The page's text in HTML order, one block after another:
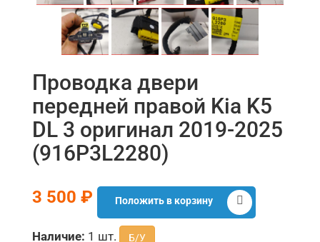
Проводка двери
передней правой Kia K5
DL 3 оригинал 2019-2025
(916P3L2280)
3 500 ₽ Положить в корзину
Наличие: 1 шт. Б/У